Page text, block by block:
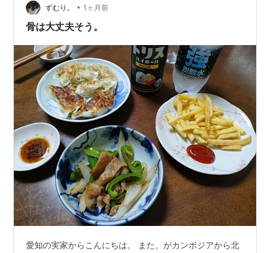
ら、あの『およげ！たいやきくん』のモデルになった、
たい焼きの専門店『浪花家』の前を通ると、店の前…
ずむり。 • 1ヶ月前
骨は大丈夫そう。
愛知の実家からこんにちは。 また。がカンボジアから北